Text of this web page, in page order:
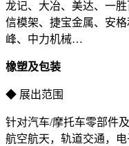
龙记、大冶、美达、一
信模架、捷宝金属、安
峰、中力机械…
橡塑及包装
◆ 展出范围
针对汽车/摩托车零部件
航空航天，轨道交通，